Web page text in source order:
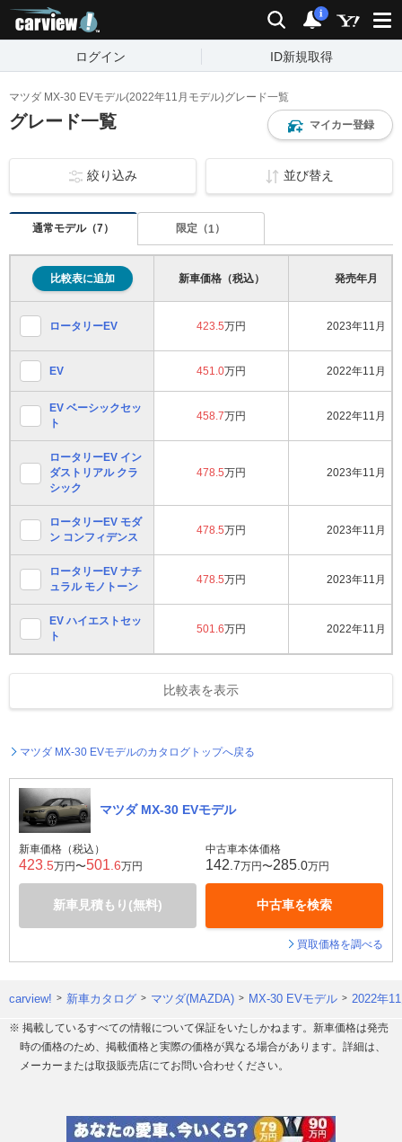
検索 通知
i
ログイン ID新規取得
マツダ MX-30 EVモデル(2022年11月モデル)グレード一覧
グレード一覧 マイカー登録
絞り込み 並び替え
通常モデル（7） 限定（1 ）
比較表に追加 新車価格（税込） 発売年月
ロータリーEV 423.5万円 2023年11月
EV 451.0万円 2022年11月
EV ベーシックセッ
ト
458.7万円 2022年11月
ロータリーEV イン
ダストリアル クラ
シック
478.5万円 2023年11月
ロータリーEV モダ
ン コンフィデンス
478.5万円 2023年11月
ロータリーEV ナチ
ュラル モノトーン
478.5万円 2023年11月
EV ハイエストセッ
ト
501.6万円 2022年11月
比較表を表示
マツダ MX-30 EVモデルのカタログトップへ戻る
マツダ MX-30 EVモデル
新車価格（税込）
423 .5万円〜501 .6万円
新車見積もり(無料)
中古車本体価格
142 .7万円〜285 .0万円
中古車を検索
買取価格を調べる
carview! 新車カタログ マツダ(MAZDA) MX-30 EVモデル 2022年
※ 掲載しているすべての情報について保証をいたしかねます。新車価格は発売
時の価格のため、掲載価格と実際の価格が異なる場合があります。詳細は、
メーカーまたは取扱販売店にてお問い合わせください。